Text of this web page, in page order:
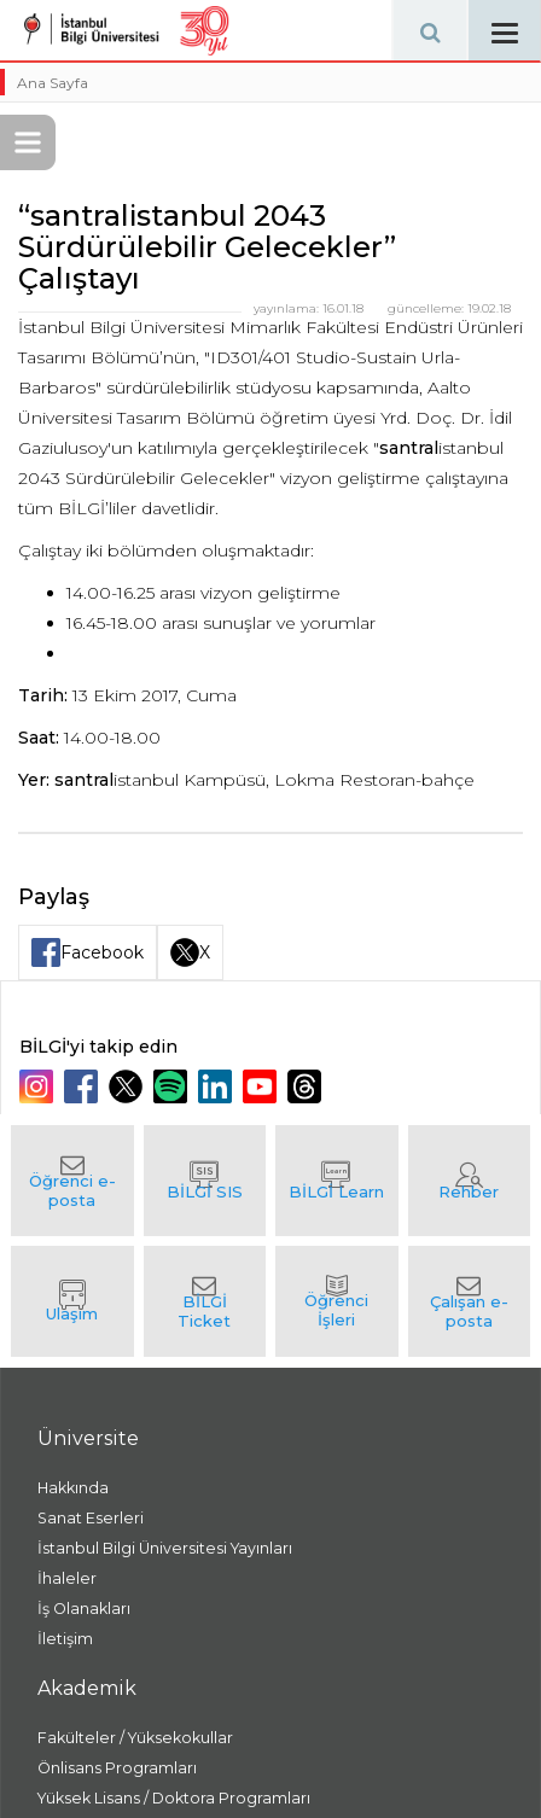
Ana Sayfa
“santralistanbul 2043
Sürdürülebilir Gelecekler”
Çalıştayı
güncelleme: 19.02.18
yayınlama: 16.01.18
İstanbul Bilgi Üniversitesi Mimarlık Fakültesi Endüstri Ürünleri
Tasarımı Bölümü’nün, "ID301/401 Studio-Sustain Urla-
Barbaros" sürdürülebilirlik stüdyosu kapsamında, Aalto
Üniversitesi Tasarım Bölümü öğretim üyesi Yrd. Doç. Dr. İdil
Gaziulusoy'un katılımıyla gerçekleştirilecek "santralistanbul
2043 Sürdürülebilir Gelecekler" vizyon geliştirme çalıştayına
tüm BİLGİ’liler davetlidir.
Çalıştay iki bölümden oluşmaktadır:
14.00-16.25 arası vizyon geliştirme
16.45-18.00 arası sunuşlar ve yorumlar
Tarih: 13 Ekim 2017, Cuma
Saat: 14.00-18.00
Yer: santralistanbul Kampüsü, Lokma Restoran-bahçe
Paylaş
Facebook X
BİLGİ'yi takip edin
Üniversite
Hakkında
Sanat Eserleri
İstanbul Bilgi Üniversitesi Yayınları
İhaleler
İş Olanakları
İletişim
Akademik
Fakülteler / Yüksekokullar
Önlisans Programları
Yüksek Lisans / Doktora Programları